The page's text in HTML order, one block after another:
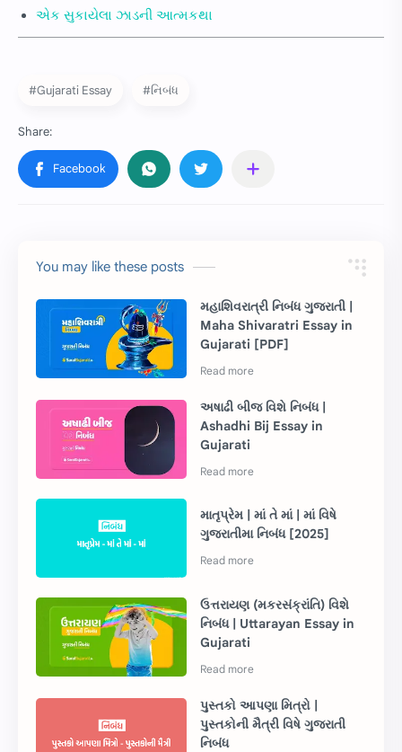
એક સુકાયેલા ઝાડની આત્મકથા
#Gujarati Essay #નિબંધ
You may like these posts
મહાશિવરાત્રી નિબંધ ગુજરાતી |
Maha Shivaratri Essay in
Gujarati [PDF]
અષાઢી બીજ વિશે નિબંધ |
Ashadhi Bij Essay in
Gujarati
માતૃપ્રેમ | માં તે માં | માં વિષે
ગુજરાતીમા નિબંધ [2025]
ઉત્તરાયણ (મકરસંક્રાંતિ) વિશે
નિબંધ | Uttarayan Essay in
Gujarati
પુસ્તકો આપણા મિત્રો |
પુસ્તકોની મૈત્રી વિષે ગુજરાતી
નિબંધ